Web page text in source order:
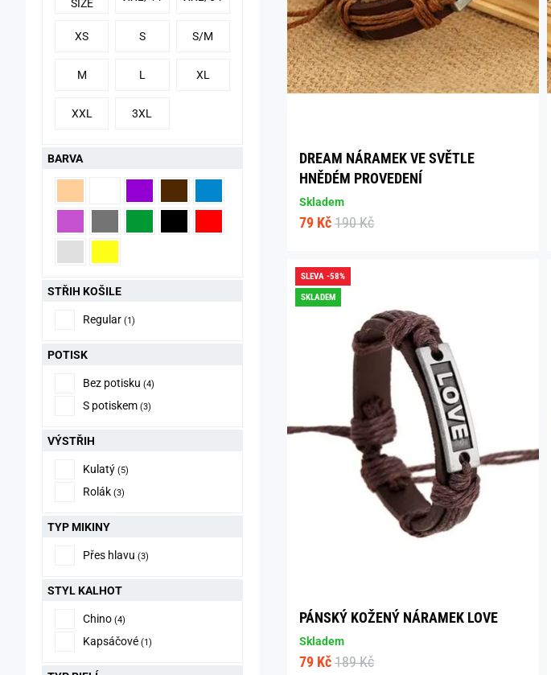
SIZE
XS S S/M
M L XL
XXL 3XL
BARVA
STŘIH KOŠILE
Regular (1)
POTISK
Bez potisku (4)
S potiskem (3)
VÝSTŘIH
Kulatý (5)
Rolák (3)
TYP MIKINY
Přes hlavu (3)
STYL KALHOT
Chino (4)
Kapsáčové (1)
DREAM NÁRAMEK VE SVĚTLE
HNĚDÉM PROVEDENÍ
Skladem
79 Kč 190 Kč
SLEVA -58%
SKLADEM
PÁNSKÝ KOŽENÝ NÁRAMEK LOVE
Skladem
79 Kč 189 Kč